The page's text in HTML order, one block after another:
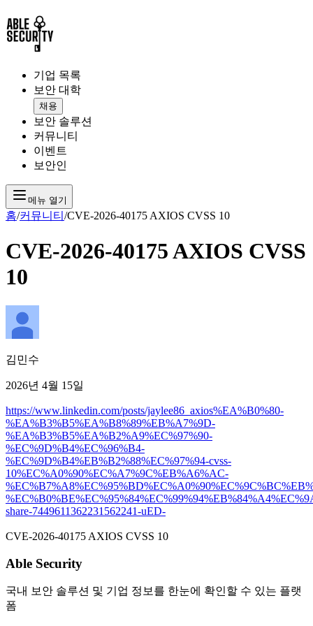
기업 목록
보안 대학
채용
보안 솔루션
커뮤니티
이벤트
보안인
메뉴 열기
홈/커뮤니티 /CVE-2026-40175 AXIOS CVSS 10
CVE-2026-40175 AXIOS CVSS
10
김민수
2026년 4월 15일
https://www.linkedin.com/posts/jaylee86_axios%EA%B0%80-
%EA%B3%B5%EA%B8%89%EB%A7%9D-
%EA%B3%B5%EA%B2%A9%EC%97%90-
%EC%9D%B4%EC%96%B4-
%EC%9D%B4%EB%B2%88%EC%97%94-cvss-
10%EC%A0%90%EC%A7%9C%EB%A6%AC-
share-7449611362231562241-uED-
CVE-2026-40175 AXIOS CVSS 10
Able Security
국내 보안 솔루션 및 기업 정보를 한눈에 확인할 수 있는 플랫
폼